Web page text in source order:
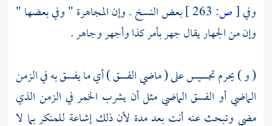
وفي[ص:
بعض النسخ . وإن المجاهرة " وفي بعضها "
وإن من الجهار يقال جهر بأمر كذا وأجهر وجاهر .
( و ) يحرم تجسيس على ( ماضي الفسق ) أي ما يفسق به في الزمن
الماضي أو الفسق الماضي مثل أن يشرب الخمر في الزمن الذي
مضى وتبحث عنه أنت بعد مدة لأن ذلك إشاعة للمنكر بما لا